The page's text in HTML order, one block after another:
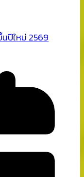
ปีใหม่ 2569